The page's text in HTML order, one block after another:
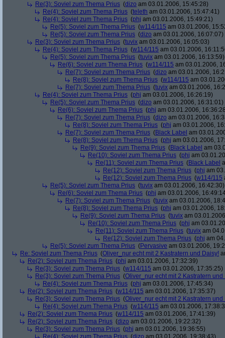
Re(3): Soviel zum Thema Prius (dizo am 03.01.2006, 15:45:28)
Re(4): Soviel zum Thema Prius (teleth am 03.01.2006, 15:47:41)
Re(4): Soviel zum Thema Prius (phj am 03.01.2006, 15:49:21)
Re(5): Soviel zum Thema Prius (w114/115 am 03.01.2006,
Re(5): Soviel zum Thema Prius (dizo am 03.01.2006, 16:07:07)
Re(3): Soviel zum Thema Prius (tuvix am 03.01.2006, 16:05:03)
Re(4): Soviel zum Thema Prius (w114/115 am 03.01.2006,
Re(5): Soviel zum Thema Prius (tuvix am 03.01.2006, 16:13:59)
Re(6): Soviel zum Thema Prius (w114/115 am 03.01.2006,
Re(7): Soviel zum Thema Prius (dizo am 03.01.2006,
Re(8): Soviel zum Thema Prius (w114/115 am
Re(7): Soviel zum Thema Prius (tuvix am 03.01.2006,
Re(4): Soviel zum Thema Prius (phj am 03.01.2006, 16:26:19)
Re(5): Soviel zum Thema Prius (dizo am 03.01.2006, 16:31:01)
Re(6): Soviel zum Thema Prius (phj am 03.01.2006,
Re(7): Soviel zum Thema Prius (dizo am 03.01.2006,
Re(8): Soviel zum Thema Prius (phj am 03.01.2006,
Re(7): Soviel zum Thema Prius (Black Label am
Re(8): Soviel zum Thema Prius (phj am 03.01.2006,
Re(9): Soviel zum Thema Prius (Black Label am
Re(10): Soviel zum Thema Prius (phj am
Re(11): Soviel zum Thema Prius (Black Label
Re(12): Soviel zum Thema Prius (phj am
Re(12): Soviel zum Thema Prius (w114/115
Re(5): Soviel zum Thema Prius (tuvix am 03.01.2006, 16:42:30)
Re(6): Soviel zum Thema Prius (phj am 03.01.2006,
Re(7): Soviel zum Thema Prius (tuvix am 03.01.2006,
Re(8): Soviel zum Thema Prius (phj am 03.01.2006,
Re(9): Soviel zum Thema Prius (tuvix am
Re(10): Soviel zum Thema Prius (phj am
Re(11): Soviel zum Thema Prius (tuvix am
Re(12): Soviel zum Thema Prius (phj am
Re(5): Soviel zum Thema Prius (Pervasive am 03.01.2006,
Re: Soviel zum Thema Prius (Oliver_nur echt mit 2 Kastratern und Daisy!
Re(2): Soviel zum Thema Prius (phj am 03.01.2006, 17:32:39)
Re(3): Soviel zum Thema Prius (w114/115 am 03.01.2006, 17:35:25)
Re(3): Soviel zum Thema Prius (Oliver_nur echt mit 2 Kastratern und
Re(4): Soviel zum Thema Prius (phj am 03.01.2006, 17:45:34)
Re(2): Soviel zum Thema Prius (w114/115 am 03.01.2006, 17:35:37)
Re(3): Soviel zum Thema Prius (Oliver_nur echt mit 2 Kastratern und
Re(4): Soviel zum Thema Prius (w114/115 am 03.01.2006,
Re(2): Soviel zum Thema Prius (w114/115 am 03.01.2006, 17:41:39)
Re(2): Soviel zum Thema Prius (dizo am 03.01.2006, 19:22:32)
Re(3): Soviel zum Thema Prius (phj am 03.01.2006, 19:36:55)
Re(4): Soviel zum Thema Prius (dizo am 03.01.2006, 19:38:43)